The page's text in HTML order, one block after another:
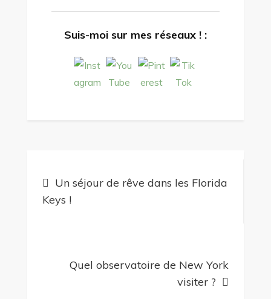
Suis-moi sur mes réseaux ! :
deUn séjour de rêve dans les Florida
Keys !
Quel observatoire de New York
visiter ?